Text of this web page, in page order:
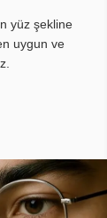
yüz şekline
uygun ve